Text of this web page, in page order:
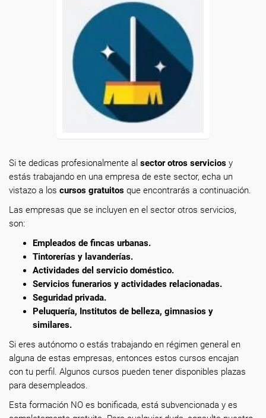
Si te dedicas profesionalmente al sector otros servicios y
estás trabajando en una empresa de este sector, echa un
vistazo a los cursos gratuitos que encontrarás a continuación.
Las empresas que se incluyen en el sector otros servicios,
son:
Empleados de fincas urbanas.
Tintorerías y lavanderías.
Actividades del servicio doméstico.
Servicios funerarios y actividades relacionadas.
Seguridad privada.
Peluquería, Institutos de belleza, gimnasios y
similares.
Si eres autónomo o estás trabajando en régimen general en
alguna de estas empresas, entonces estos cursos encajan
con tu perfil. Algunos cursos pueden tener disponibles plazas
para desempleados.
Esta formación NO es bonificada, está subvencionada y es